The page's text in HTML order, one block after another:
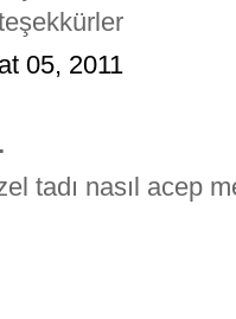
05, 2011
tadı nasıl acep